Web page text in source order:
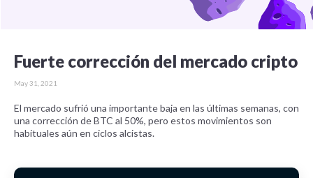
Fuerte corrección del mercado cripto
May 31, 2021
El mercado sufrió una importante baja en las últimas semanas, con
una corrección de BTC al 50%, pero estos movimientos son
habituales aún en ciclos alcistas.